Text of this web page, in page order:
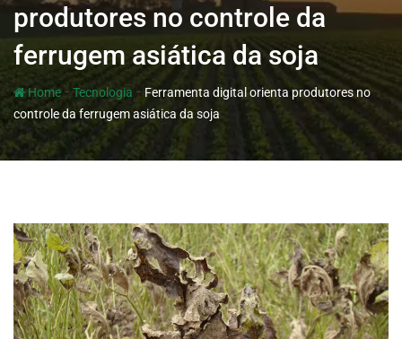
produtores no controle da
ferrugem asiática da soja
Home- Tecnologia - Ferramenta digital orienta produtores no
controle da ferrugem asiática da soja